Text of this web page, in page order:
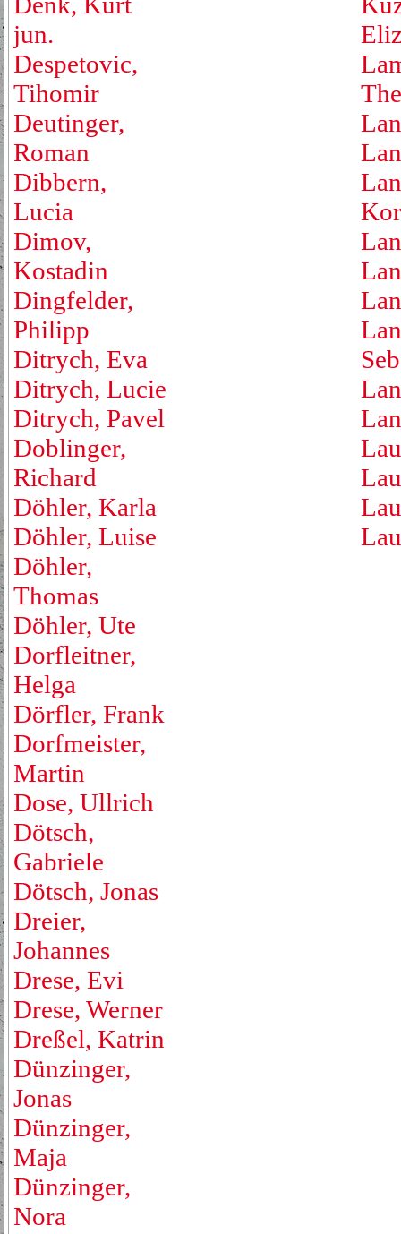
jun.
Despetovic,
Tihomir
Deutinger,
Roman
Dibbern,
Lucia
Dimov,
Kostadin
Dingfelder,
Philipp
Ditrych, Eva
Ditrych, Lucie
Ditrych, Pavel
Doblinger,
Richard
Döhler, Karla
Döhler, Luise
Döhler,
Thomas
Döhler, Ute
Dorfleitner,
Helga
Dörfler, Frank
Dorfmeister,
Martin
Dose, Ullrich
Dötsch,
Gabriele
Dötsch, Jonas
Dreier,
Johannes
Drese, Evi
Drese, Werner
Dreßel, Katrin
Dünzinger,
Jonas
Dünzinger,
Maja
Dünzinger,
Nora